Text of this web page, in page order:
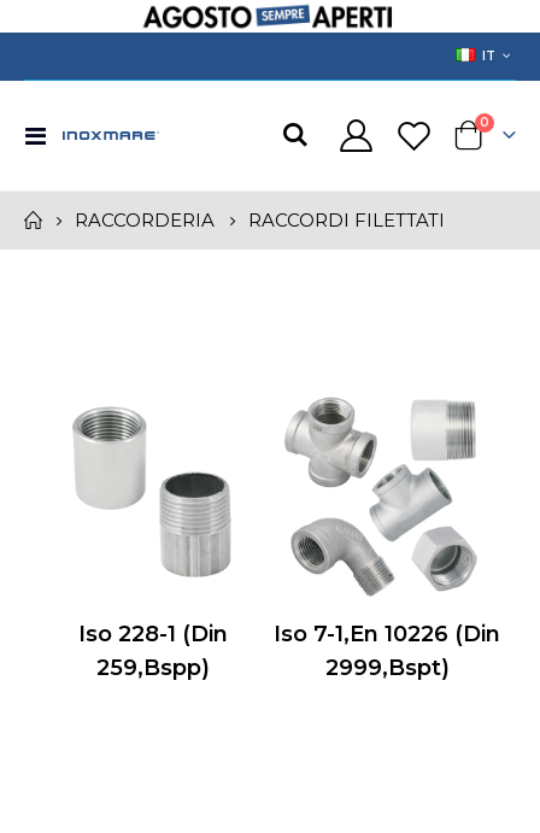
LANGUAGE
IT
Toggle
Cart
0prodotti
RACCORDERIA RACCORDI FILETTATI
Iso 228-1 (Din
259,Bspp)
Iso 7-1,En 10226 (Din
2999,Bspt)